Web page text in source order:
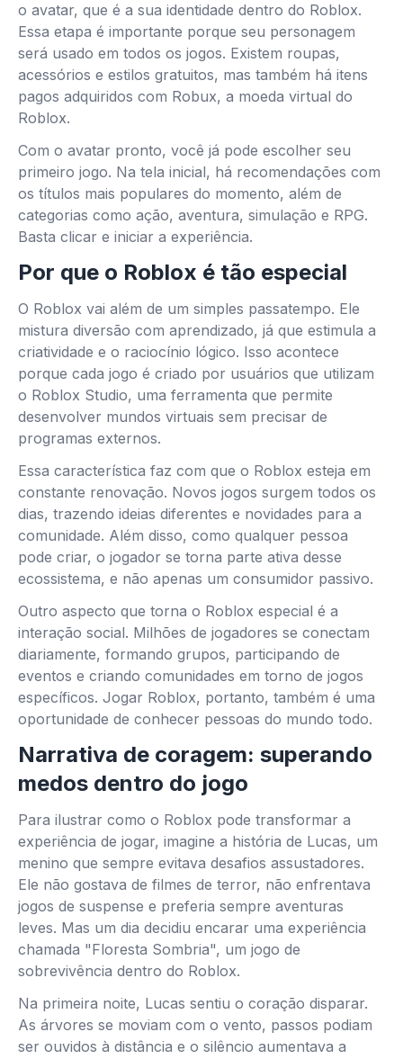
o avatar, que é a sua identidade dentro do Roblox.
Essa etapa é importante porque seu personagem
será usado em todos os jogos. Existem roupas,
acessórios e estilos gratuitos, mas também há itens
pagos adquiridos com Robux, a moeda virtual do
Roblox.
Com o avatar pronto, você já pode escolher seu
primeiro jogo. Na tela inicial, há recomendações com
os títulos mais populares do momento, além de
categorias como ação, aventura, simulação e RPG.
Basta clicar e iniciar a experiência.
Por que o Roblox é tão especial
O Roblox vai além de um simples passatempo. Ele
mistura diversão com aprendizado, já que estimula a
criatividade e o raciocínio lógico. Isso acontece
porque cada jogo é criado por usuários que utilizam
o Roblox Studio, uma ferramenta que permite
desenvolver mundos virtuais sem precisar de
programas externos.
Essa característica faz com que o Roblox esteja em
constante renovação. Novos jogos surgem todos os
dias, trazendo ideias diferentes e novidades para a
comunidade. Além disso, como qualquer pessoa
pode criar, o jogador se torna parte ativa desse
ecossistema, e não apenas um consumidor passivo.
Outro aspecto que torna o Roblox especial é a
interação social. Milhões de jogadores se conectam
diariamente, formando grupos, participando de
eventos e criando comunidades em torno de jogos
específicos. Jogar Roblox, portanto, também é uma
oportunidade de conhecer pessoas do mundo todo.
Narrativa de coragem: superando
medos dentro do jogo
Para ilustrar como o Roblox pode transformar a
experiência de jogar, imagine a história de Lucas, um
menino que sempre evitava desafios assustadores.
Ele não gostava de filmes de terror, não enfrentava
jogos de suspense e preferia sempre aventuras
leves. Mas um dia decidiu encarar uma experiência
chamada "Floresta Sombria", um jogo de
sobrevivência dentro do Roblox.
Na primeira noite, Lucas sentiu o coração disparar.
As árvores se moviam com o vento, passos podiam
ser ouvidos à distância e o silêncio aumentava a